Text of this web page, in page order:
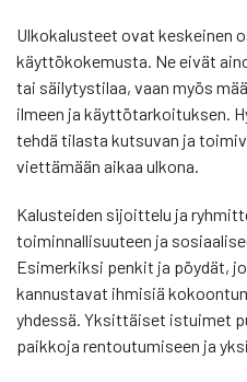
Ulkokalusteet ovat keskeinen
käyttökokemusta. Ne eivät
tai säilytystilaa, vaan myös
ilmeen ja käyttötarkoituksen.
tehdä tilasta kutsuvan ja
viettämään aikaa ulkona.
Kalusteiden sijoittelu ja
toiminnallisuuteen ja
Esimerkiksi penkit ja pöydät,
kannustavat ihmisiä
yhdessä. Yksittäiset istuimet
paikkoja rentoutumiseen ja